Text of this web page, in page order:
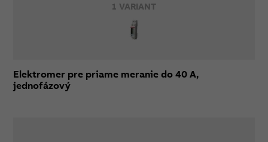
1 VARIANT
Elektromer pre priame meranie do 40 A,
jednofázový